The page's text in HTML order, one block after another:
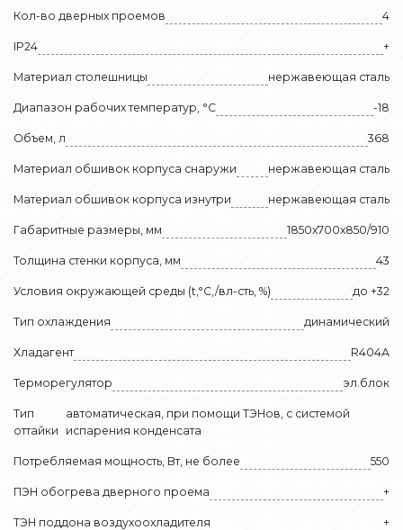
Кол-во дверных проемов 4
IP24 +
Материал столешницы нержавеющая сталь
Диапазон рабочих температур, °C -18
Объем, л 368
Материал обшивок корпуса снаружи нержавеющая сталь
Материал обшивок корпуса изнутри нержавеющая сталь
Габаритные размеры, мм 1850х700х850/910
Толщина стенки корпуса, мм 43
Условия окружающей среды (t,°C,/вл-сть, %) до +32
Тип охлаждения динамический
Хладагент R404А
Терморегулятор эл.блок
Тип
оттайки
автоматическая, при помощи ТЭНов, с системой
испарения конденсата
Потребляемая мощность, Вт, не более 550
ПЭН обогрева дверного проема +
ТЭН поддона воздухоохладителя +